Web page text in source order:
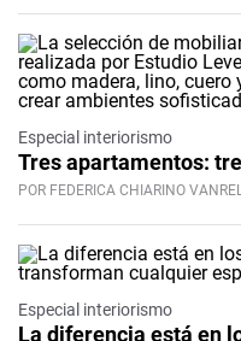
Especial interiorismo
Tres apartamentos:
POR FEDERICA CHIARINO
Especial interiorismo
La diferencia está en